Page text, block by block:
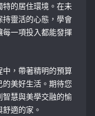
的居住環境。在未
靈活的心態，學會
一項投入都能發揮
，帶著精明的預算
美好生活。期待您
慧與美學交融的愉
適的家。